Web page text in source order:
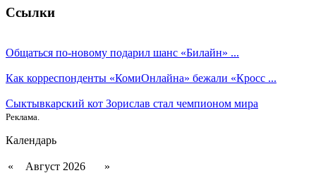
Ссылки
Общаться по-новому подарил шанс «Билайн» ...
Как корреспонденты «КомиОнлайна» бежали «Кросс ...
Сыктывкарский кот Зорислав стал чемпионом мира
Реклама.
Календарь
« Август 2026
»